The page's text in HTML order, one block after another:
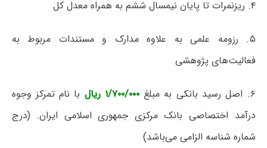
۴. ریزنمرات تا پایان نیمسال ششم به همراه معدل کل
۵. رزومه علمی به علاوه مدارک و مستندات مربوط به
فعالیت‌های پژوهشی
۶. اصل رسید بانکی به مبلغ ۱/۷۰۰/۰۰۰ ریال
با نام تمرکز وجوه
درآمد اختصاصی بانک مرکزی جمهوری اسلامی ایران. (درج
شماره شناسه الزامی می‌باشد)